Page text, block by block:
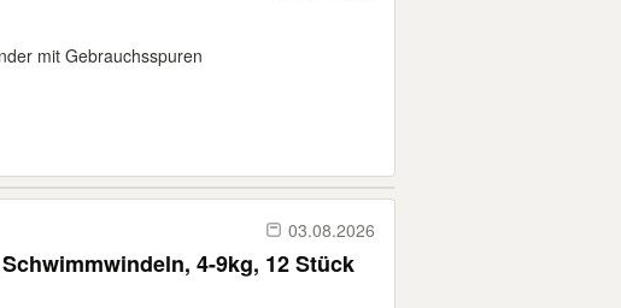
mit Gebrauchsspuren
03.08.2026
4-9kg, 12 Stück